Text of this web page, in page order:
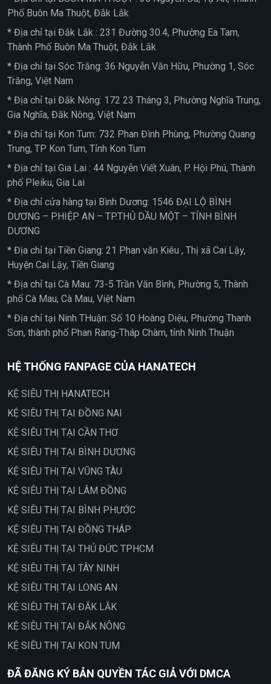
Phố Buôn Ma Thuột, Đắk Lắk
* Địa chỉ tại Đắk Lắk : 231 Đường 30.4, Phường Ea Tam,
Thành Phố Buôn Ma Thuột, Đắk Lắk
* Địa chỉ tại Sóc Trăng: 36 Nguyễn Văn Hữu, Phường 1, Sóc
Trăng, Việt Nam
* Địa chỉ tại Đắk Nông: 172 23 Tháng 3, Phường Nghĩa Trung,
Gia Nghĩa, Đăk Nông, Việt Nam
* Địa chỉ tại Kon Tum: 732 Phan Đình Phùng, Phường Quang
Trung, TP Kon Tum, Tỉnh Kon Tum
* Địa chỉ tại Gia Lai : 44 Nguyễn Viết Xuân, P. Hội Phú, Thành
phố Pleiku, Gia Lai
* Địa chỉ cửa hàng tại Bình Dương: 1546 ĐẠI LỘ BÌNH
DƯƠNG – P.HIỆP AN – TP.THỦ DẦU MỘT – TỈNH BÌNH
DƯƠNG
* Địa chỉ tại Tiền Giang: 21 Phan văn Kiêu , Thị xã Cai Lậy,
Huyện Cai Lậy, Tiền Giang
* Địa chỉ tại Cà Mau: 73-5 Trần Văn Bình, Phường 5, Thành
phố Cà Mau, Cà Mau, Việt Nam
* Địa chỉ tại Ninh THuận: Số 10 Hoàng Diệu, Phường Thanh
Sơn, thành phố Phan Rang-Tháp Chàm, tỉnh Ninh Thuận
HỆ THỐNG FANPAGE CỦA HANATECH
KỆ SIÊU THỊ HANATECH
KỆ SIÊU THỊ TẠI ĐỒNG NAI
KỆ SIÊU THỊ TẠI CẦN THƠ
KỆ SIÊU THỊ TẠI BÌNH DƯƠNG
KỆ SIÊU THỊ TẠI VŨNG TÀU
KỆ SIÊU THỊ TẠI LÂM ĐỒNG
KỆ SIÊU THỊ TẠI BÌNH PHƯỚC
KỆ SIÊU THỊ TẠI ĐỒNG THÁP
KỆ SIÊU THỊ TẠI THỦ ĐỨC TPHCM
KỆ SIÊU THỊ TẠI TÂY NINH
KỆ SIÊU THỊ TẠI LONG AN
KỆ SIÊU THỊ TẠI ĐẮK LẮK
KỆ SIÊU THỊ TẠI ĐẮK NÔNG
KỆ SIÊU THỊ TẠI KON TUM
ĐÃ ĐĂNG KÝ BẢN QUYỀN TÁC GIẢ VỚI DMCA